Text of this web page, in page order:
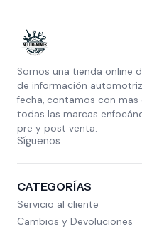
Somos una tienda online
de información
fecha, contamos con
todas las marcas
pre y post venta.
Síguenos
CATEGORÍAS
Servicio al cliente
Cambios y Devoluciones